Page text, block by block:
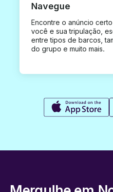
Navegue
Encontre o anúncio
você e sua tripulação,
entre tipos de barcos,
do grupo e muito mais.